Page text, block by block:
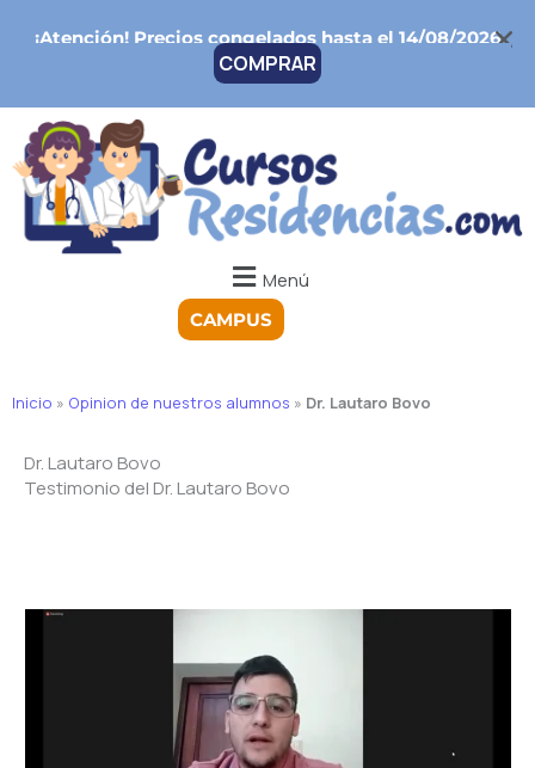
¡Atención!Precios congelados hasta el 14/08/2026
COMPRAR
Menú
CAMPUS
Inicio » Opinion de nuestros alumnos » Dr. Lautaro Bovo
Dr. Lautaro Bovo
Testimonio del Dr. Lautaro Bovo